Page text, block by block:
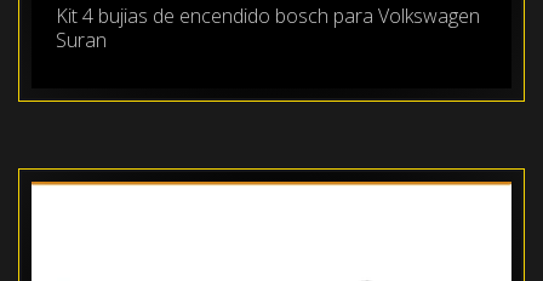
Kit 4 bujias de encendido bosch para Volkswagen
Suran